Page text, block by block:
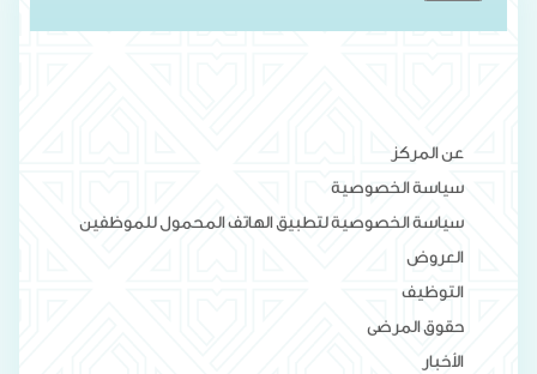
عن المركز
سياسة الخصوصية
سياسة الخصوصية لتطبيق الهاتف المحمول للموظفين
العروض
التوظيف
حقوق المرضى
الأخبار